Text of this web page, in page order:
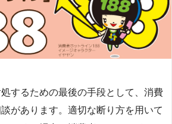
するための最後の手段として、消費
があります。適切な断り方を用いて